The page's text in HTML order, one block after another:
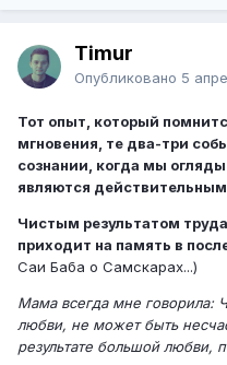
Timur
Опубликовано 5
Тот опыт, который
мгновения, те два-три
сознании, когда мы
являются
Чистым результатом
приходит на память в
Саи Баба о Самскарах...)
Мама всегда мне говорила:
любви, не может быть
результате большой любви,